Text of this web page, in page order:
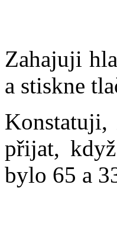
Zahajuji
a stiskne
Konstatuji,
přijat,
bylo 65 a